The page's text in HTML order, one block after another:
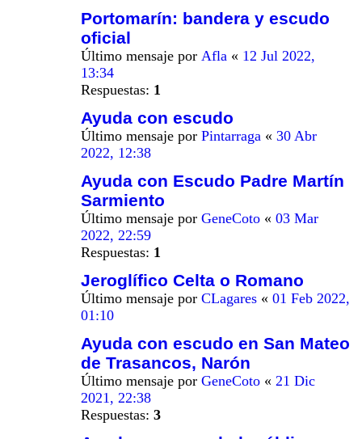
Portomarín: bandera y escudo
oficial
Último mensaje por Afla « 12 Jul 2022,
13:34
Respuestas: 1
Ayuda con escudo
Último mensaje por Pintarraga « 30 Abr
2022, 12:38
Ayuda con Escudo Padre Martín
Sarmiento
Último mensaje por GeneCoto « 03 Mar
2022, 22:59
Respuestas: 1
Jeroglífico Celta o Romano
Último mensaje por CLagares « 01 Feb 2022,
01:10
Ayuda con escudo en San Mateo
de Trasancos, Narón
Último mensaje por GeneCoto « 21 Dic
2021, 22:38
Respuestas: 3